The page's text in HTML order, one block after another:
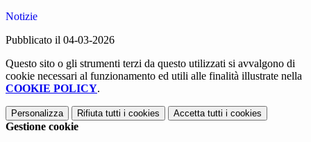
Notizie
Pubblicato il 04-03-2026
Questo sito o gli strumenti terzi da questo utilizzati si avvalgono di
cookie necessari al funzionamento ed utili alle finalità illustrate nella
COOKIE POLICY.
Personalizza Rifiuta tutti i cookies Accetta tutti i cookies
Gestione cookie